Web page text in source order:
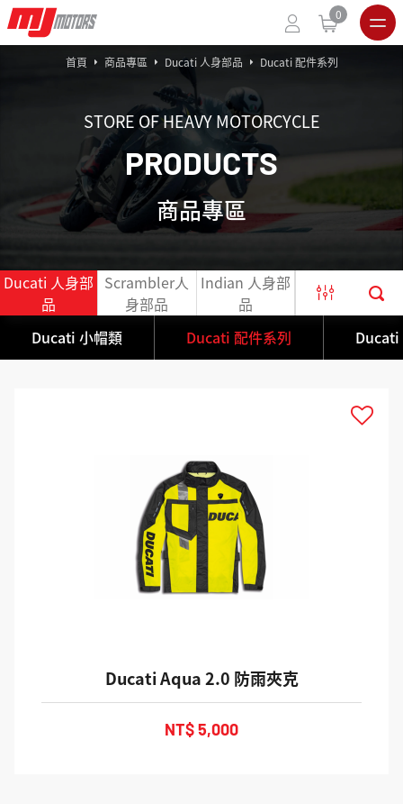
0
STORE OF HEAVY MOTORCYCLE
PRODUCTS
商品專區
首頁 商品專區 Ducati 人身部品 Ducati 配件系列
Ducati 人身部
品
Scrambler人
身部品
Indian 人身部
品
官網出清限定
商品
Ducati 小帽類
Ducati 配件系列 Ducati
Ducati Aqua 2.0 防雨夾克
NT$ 5,000